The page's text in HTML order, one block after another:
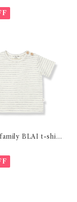
family BLAI t-shirt